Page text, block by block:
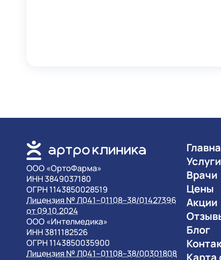
OOO «ОртоФарма»
ИНН 3849037180
ОГРН 1143850028519
Лицензия № Л041–01108–38/01427396
от 09.10.2024
OOO «Интелмедика»
ИНН 3811182526
ОГРН 1143850035900
Лицензия № Л041–01108–38/00301808
Услуги
Врачи
Цены
Акции
Блог
Карта